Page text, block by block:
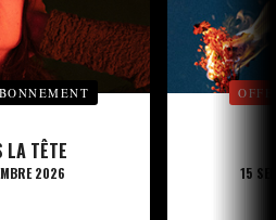
LA TÊTE
2026 15